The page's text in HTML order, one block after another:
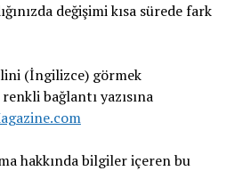
değişimi kısa sürede fark
(İngilizce) görmek
bağlantı yazısına
hakkında bilgiler içeren bu